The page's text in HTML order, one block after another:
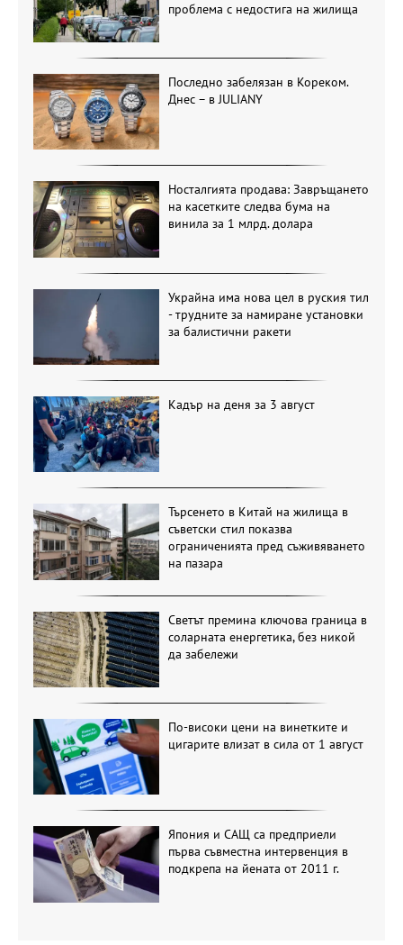
проблема с недостига на жилища
Последно забелязан в Кореком.
Днес – в JULIANY
Носталгията продава: Завръщането
на касетките следва бума на
винила за 1 млрд. долара
Украйна има нова цел в руския тил
- трудните за намиране установки
за балистични ракети
Кадър на деня за 3 август
Търсенето в Китай на жилища в
съветски стил показва
ограниченията пред съживяването
на пазара
Светът премина ключова граница в
соларната енергетика, без никой
да забележи
По-високи цени на винетките и
цигарите влизат в сила от 1 август
Япония и САЩ са предприели
първа съвместна интервенция в
подкрепа на йената от 2011 г.